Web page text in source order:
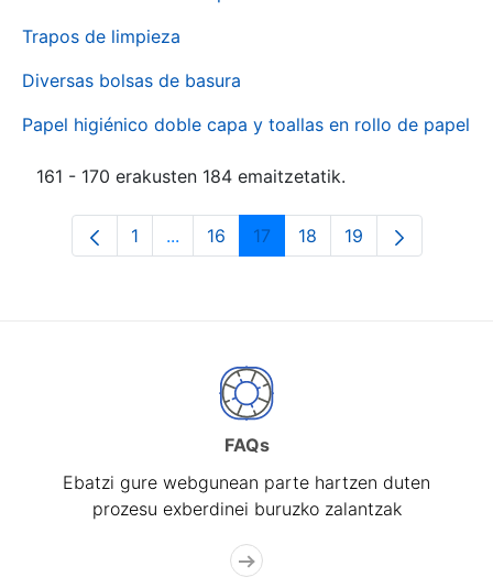
Trapos de limpieza
Diversas bolsas de basura
Papel higiénico doble capa y toallas en rollo de papel
161 - 170 erakusten 184 emaitzetatik.
Orrialdea
1 ...Intermediate Pages Use TAB to
Orrialdea
16 Orrialdea
17 Orrialdea
18 Orrialdea
19
FAQs
Ebatzi gure webgunean parte hartzen duten
prozesu exberdinei buruzko zalantzak